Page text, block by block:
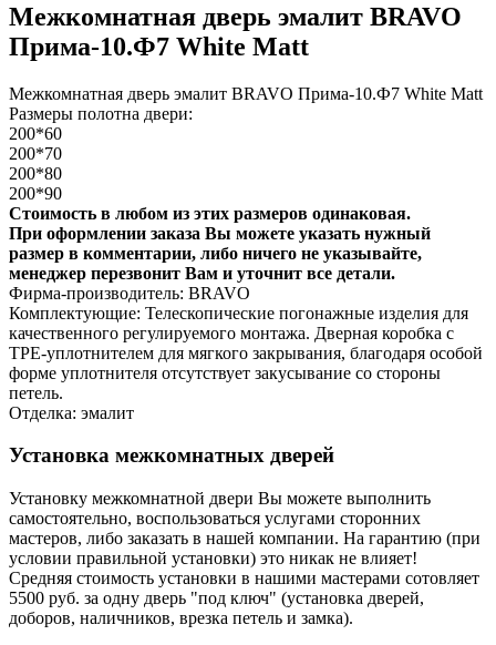
Межкомнатная дверь эмалит BRAVO
Прима-10.Ф7 White Matt
Межкомнатная дверь эмалит BRAVO Прима-10.Ф7 White Matt
Размеры полотна двери:
200*60
200*70
200*80
200*90
Стоимость в любом из этих размеров одинаковая.
При оформлении заказа Вы можете указать нужный
размер в комментарии, либо ничего не указывайте,
менеджер перезвонит Вам и уточнит все детали.
Фирма-производитель: BRAVO
Комплектующие: Телескопические погонажные изделия для
качественного регулируемого монтажа. Дверная коробка с
TPE-уплотнителем для мягкого закрывания, благодаря особой
форме уплотнителя отсутствует закусывание со стороны
петель.
Отделка: эмалит
Установка межкомнатных дверей
Установку межкомнатной двери Вы можете выполнить
самостоятельно, воспользоваться услугами сторонних
мастеров, либо заказать в нашей компании. На гарантию (при
условии правильной установки) это никак не влияет!
Средняя стоимость установки в нашими мастерами сотовляет
5500 руб. за одну дверь "под ключ" (установка дверей,
доборов, наличников, врезка петель и замка).